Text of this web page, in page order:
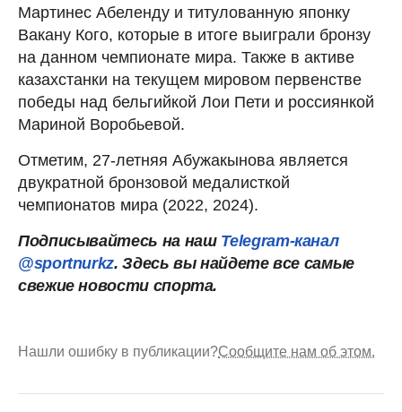
Мартинес Абеленду и титулованную японку
Вакану Кого, которые в итоге выиграли бронзу
на данном чемпионате мира. Также в активе
казахстанки на текущем мировом первенстве
победы над бельгийкой Лои Пети и россиянкой
Мариной Воробьевой.
Отметим, 27-летняя Абужакынова является
двукратной бронзовой медалисткой
чемпионатов мира (2022, 2024).
Подписывайтесь на наш Telegram-канал
@sportnurkz. Здесь вы найдете все самые
свежие новости спорта.
Нашли ошибку в публикации?Сообщите нам об этом.